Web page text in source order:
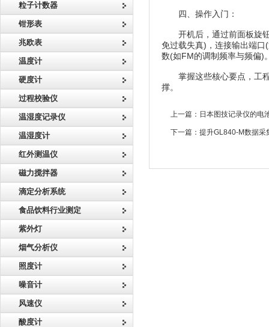
粒子计数器
钳形表
兆欧表
温度计
硬度计
过程校验仪
温湿度记录仪
温湿度计
红外测温仪
磁力搅拌器
滴定分析系统
食品饮料行业测定
紫外灯
烟气分析仪
照度计
噪音计
风速仪
酸度计
四、操作入门：
开机后，通过前面板旋钮
免过载失真)，连接输出端口
数(如FM的调制频率与频偏)
掌握这些核心要点，工程
撑。
上一篇： 日本图技记录仪的电
下一篇： 提升GL840-M数据采